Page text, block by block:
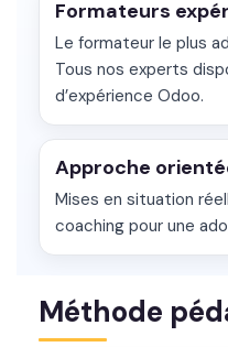
Formateurs
Le formateur le plus
Tous nos experts
d’expérience Odoo.
Approche
Mises en situation
coaching pour une
Méthode